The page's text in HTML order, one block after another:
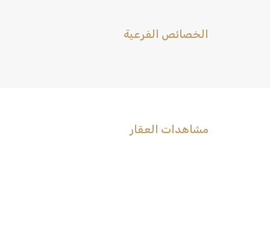
الخصائص الفرعية
مشاهدات العقار